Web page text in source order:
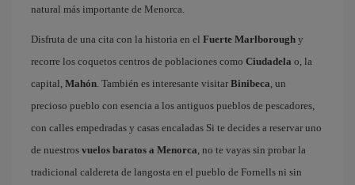
natural más importante de Menorca.
Disfruta de una cita con la historia en el Fuerte Marlborough y
recorre los coquetos centros de poblaciones como Ciudadela o, la
capital, Mahón. También es interesante visitar Binibeca, un
precioso pueblo con esencia a los antiguos pueblos de pescadores,
con calles empedradas y casas encaladas Si te decides a reservar uno
de nuestros vuelos baratos a Menorca, no te vayas sin probar la
tradicional caldereta de langosta en el pueblo de Fornells ni sin